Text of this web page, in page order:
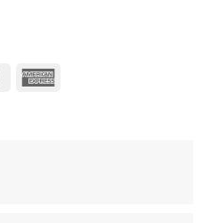
MasterCard